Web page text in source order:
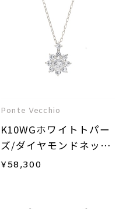
Ponte Vecchio
K10WGホワイトトパー
ズ/ダイヤモンドネック
レス
¥58,300